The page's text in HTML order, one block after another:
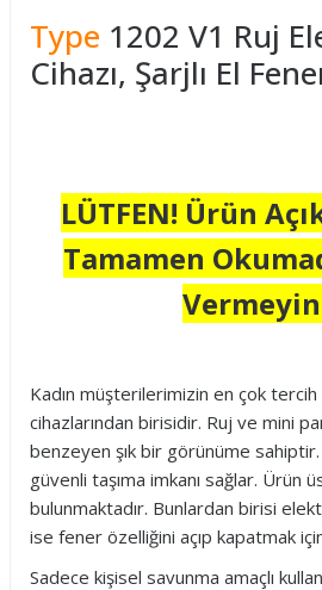
Type 1202 V1 Ruj
Cihazı, Şarjlı El
LÜTFEN! Ürün
Tamamen
Kadın müşterilerimizin en çok
cihazlarından birisidir. Ruj ve mini
benzeyen şık bir görünüme
güvenli taşıma imkanı sağlar. Ürün
bulunmaktadır. Bunlardan birisi
ise fener özelliğini açıp kapatmak
Sadece kişisel savunma amaçlı